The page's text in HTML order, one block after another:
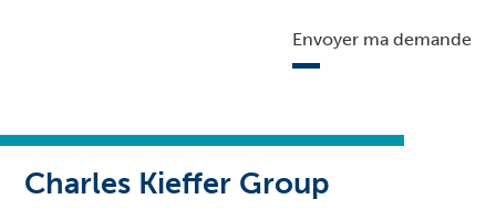
Charles Kieffer Group
Envoyer ma demande